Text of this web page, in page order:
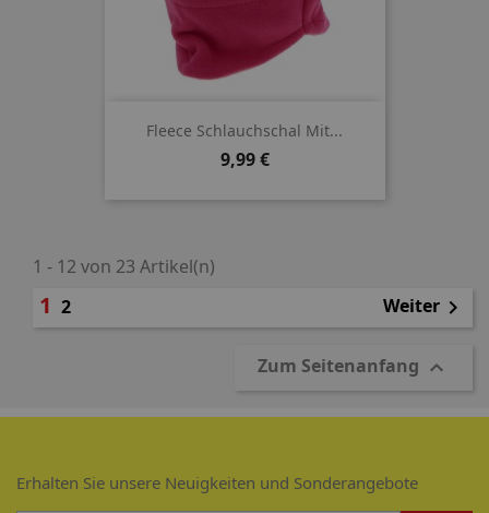
Fleece Schlauchschal Mit...
Preis
9,99 €
1 - 12 von 23 Artikel(n)
1 2 Weiter 
Zum Seitenanfang 
Erhalten Sie unsere Neuigkeiten und Sonderangebote